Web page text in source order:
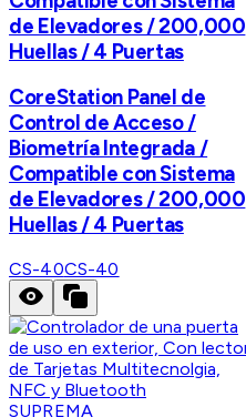
de Elevadores / 200,000
Huellas / 4 Puertas
CoreStation Panel de
Control de Acceso /
Biometría Integrada /
Compatible con Sistema
de Elevadores / 200,000
Huellas / 4 Puertas
CS-40CS-40
SUPREMA